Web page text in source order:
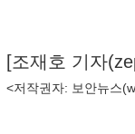
[조재호 기자(
<저작권자: 보안뉴스(